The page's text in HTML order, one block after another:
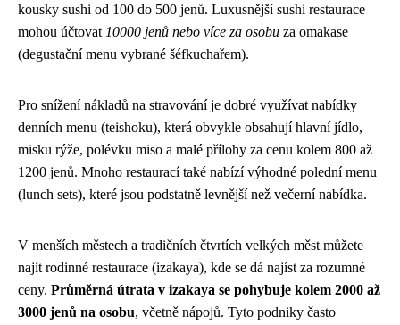
kousky sushi od 100 do 500 jenů. Luxusnější sushi restaurace
mohou účtovat 10000 jenů nebo více za osobu za omakase
(degustační menu vybrané šéfkuchařem).
Pro snížení nákladů na stravování je dobré využívat nabídky
denních menu (teishoku), která obvykle obsahují hlavní jídlo,
misku rýže, polévku miso a malé přílohy za cenu kolem 800 až
1200 jenů. Mnoho restaurací také nabízí výhodné polední menu
(lunch sets), které jsou podstatně levnější než večerní nabídka.
V menších městech a tradičních čtvrtích velkých měst můžete
najít rodinné restaurace (izakaya), kde se dá najíst za rozumné
ceny. Průměrná útrata v izakaya se pohybuje kolem 2000 až
3000 jenů na osobu, včetně nápojů. Tyto podniky často